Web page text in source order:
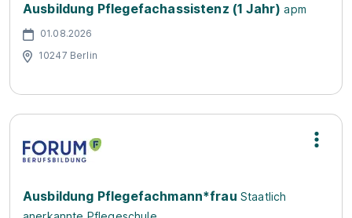
Ausbildung Pflegefachassistenz (1 Jahr) apm
01.08.2026
10247 Berlin
Ausbildung Pflegefachmann*frau Staatlich